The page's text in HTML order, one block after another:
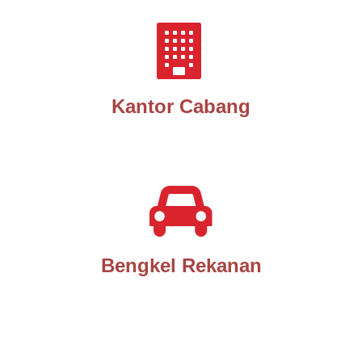
Kantor Cabang
Bengkel Rekanan